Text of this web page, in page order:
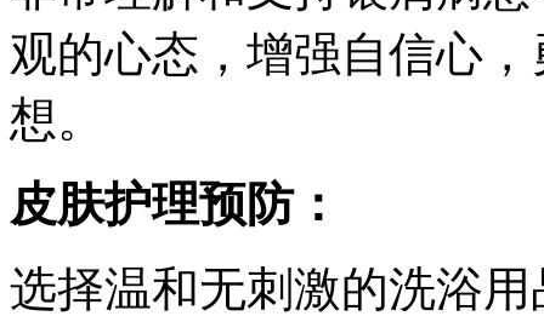
观的心态，增强自信心
想。
皮肤护理预防：
选择温和无刺激的洗浴